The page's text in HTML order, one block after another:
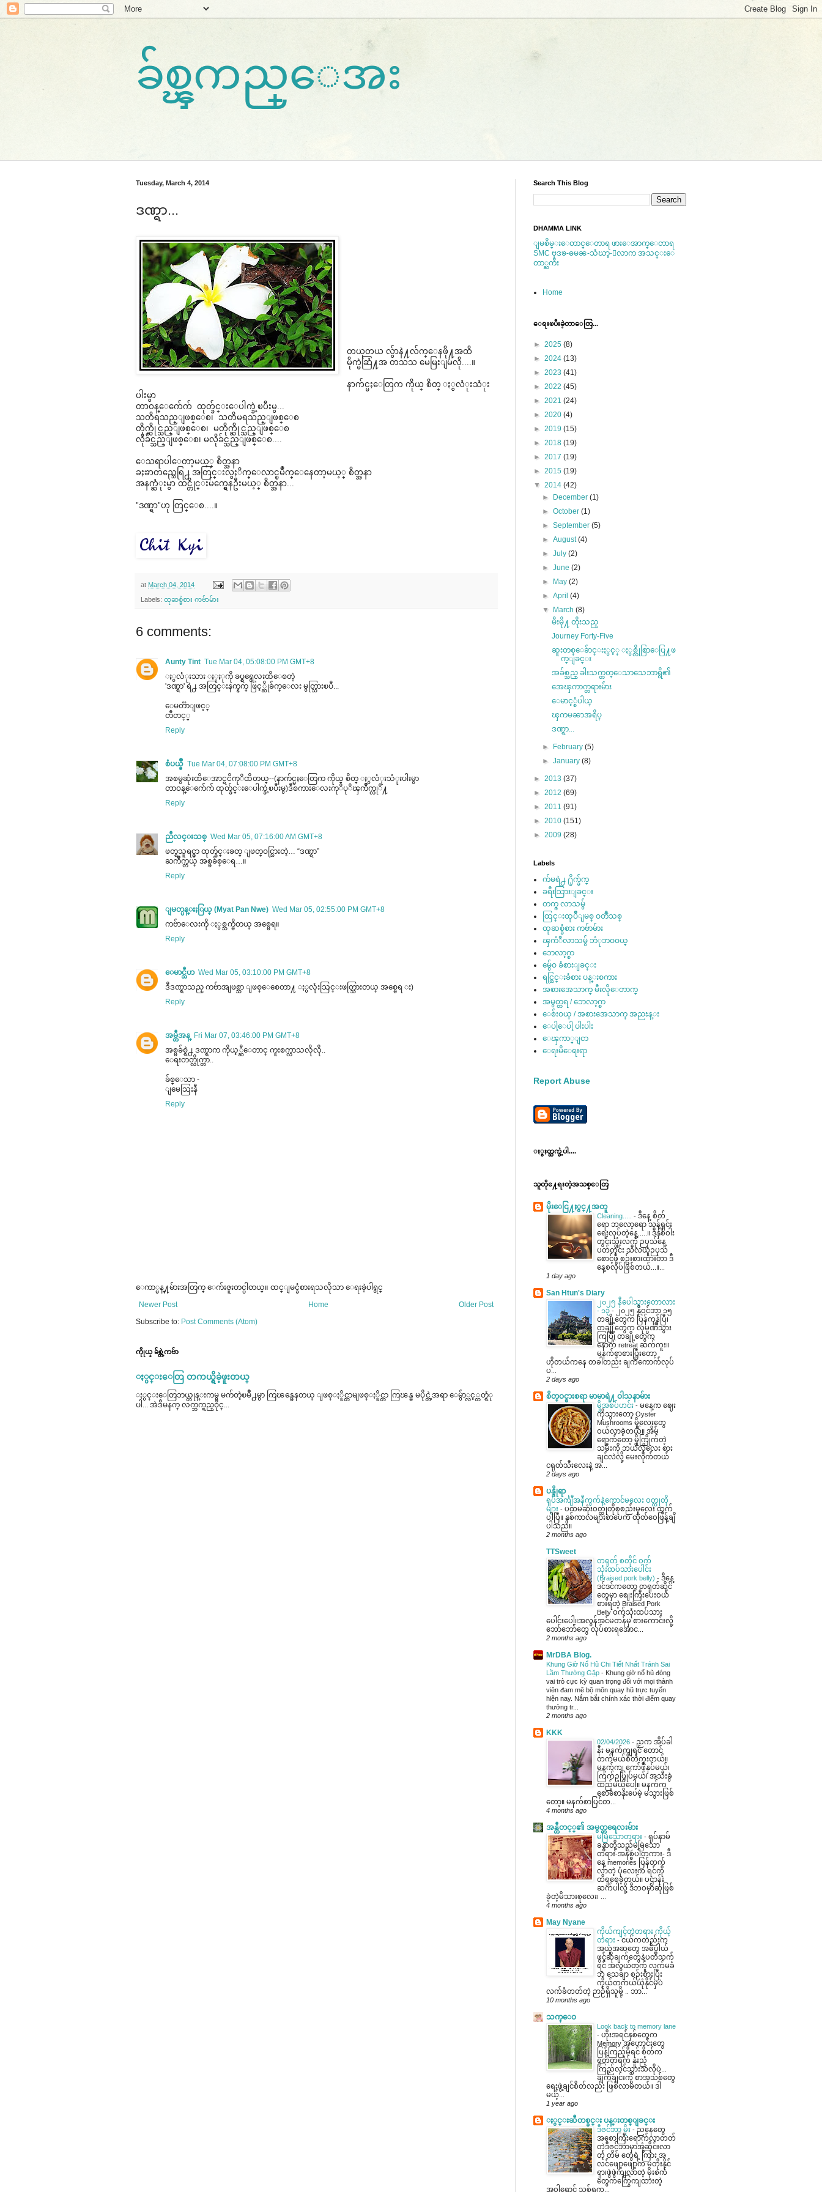
ခ်စ္ၾကည္ေအး
Tuesday, March 4, 2014
ဒဏ္ရာ...
တယုတယ လွ်ာနဲ႔လ်က္ေနဖို႔အထိ
မိုက္မဲဆြံ႔အ တသသ မေမြးျမဴလို....။
နာက်င္မႈေတြက ကိုယ္ စိတ္ ႏွလံုးသံုး
ပါးမွာ
တာဝန္ေက်ေက် ထုတ္ခ်င္းေပါက္ခဲ့ၿပီးမွ...
သတိရသည္ျဖစ္ေစ၊ သတိမရသည္ျဖစ္ေစ
တိုက္ဆိုင္သည္ျဖစ္ေစ၊ မတိုက္ဆိုင္သည္ျဖစ္ေစ
လိုခ်င္သည္ျဖစ္ေစ၊ မလိုခ်င္သည္ျဖစ္ေစ....
ေသရာပါေတာ့မယ့္ စိတ္အနာ
ခႏၶာတည္သေရြ႕ အတြင္းလွႈိက္ေလာင္ၿမိဳက္ေနေတာ့မယ့္ စိတ္အနာ
အနက္ဆံုးမွာ ထင္တိုင္းမ်က္ရွေနဦးမယ့္ စိတ္အနာ...
"ဒဏ္ရာ"ဟု တြင္ေစ....။
at March 04, 2014
Labels: ထုဆစ္ခံစား ကဗ်ာမ်ား
6 comments:
Aunty Tint Tue Mar 04, 05:08:00 PM GMT+8
ႏွလံုးသား ႏုႏုကို ခပ္ရွရွေလးထိေစတဲ့
'ဒဏ္ရာ' ရဲ႕ အတြင္းနက္နက္ ဖြင့္ဆိုခ်က္ေလး မွတ္သြားၿပီ...
ေမတၱာျဖင့္
တီတင့္
Reply
စံပယ္ခ်ိဳ Tue Mar 04, 07:08:00 PM GMT+8
အစမွဆုံးထိေအာင္ရငိကုိထိတယ္--(နာက်င္မႈေတြက ကိုယ္ စိတ္ ႏွလံုးသံုးပါးမွာ
တာဝန္ေက်ေက် ထုတ္ခ်င္းေပါက္ခဲ့ၿပီးမွ)ဒီစကားေလးကုိပုိၾကိဳက္လုိ႔
Reply
ညီလင္းသစ္ Wed Mar 05, 07:16:00 AM GMT+8
ဖတ္ရသူရင္မွာ ထုတ္ခ်င္းခတ္ ျဖတ္ဝင္သြားတဲ့… “ဒဏ္ရာ”
ႀကိဳက္တယ္ အစ္မခ်စ္ေရ…။
Reply
ျမတ္ပန္းႏြယ္ (Myat Pan Nwe) Wed Mar 05, 02:55:00 PM GMT+8
ကဗ်ာေလးကို ႏွစ္သက္မိတယ္ အစ္မေရ။
Reply
ေမာင္သီဟ Wed Mar 05, 03:10:00 PM GMT+8
ဒီဒဏ္ရာသည္ ကဗ်ာအျဖစ္သာ ျဖစ္ေစေတာ႔ ႏွလုံးသြင္းဖတ္သြားတယ္ အစ္မေရ း)
Reply
အမ္တီအန္ Fri Mar 07, 03:46:00 PM GMT+8
အစ္မခ်စ္ရဲ႕ ဒဏ္ရာက ကိုယ့္ဆီေတာင္ ကူးစက္လာသလိုလို..
ေရးတတ္လိုက္တာ..
ခ်စ္ေသာ -
ျမေသြးနီ
Reply
ေကာ္မန္႔မ်ားအတြက္ ေက်းဇူးတင္ပါတယ္။ ထင္ျမင္ခံစားရသလိုသာ ေရးခဲ့ပါရွင္
Newer Post
Older Post
Home
Subscribe to: Post Comments (Atom)
ကိုုယ္ ခ်စ္တဲ့ကဗ်ာ
ႏွင္းေတြ တကယ္ရွိခဲ့ဖူးတယ္
ႏွင္းေတြဘယ္တုန္းကမွ မက်တဲ့ၿမိဳ႕မွာ ကြၽန္မေနတယ္ ျဖစ္ႏိူင္တာမျဖစ္ႏိူင္တာ ကြၽန္မ မပိုင္တဲ့အရာ ေမွ်ာ္လင့္တတ္ရံု
ပါ... အဲဒီမနက္ လက္ဘက္ရည္ဝိုင္...
Search This Blog
DHAMMA LINK
ျမစိမ္းေတာင္ေတာရ ဖားေအာက္ေတာရ
SMC ဗုဒၶ-ဓမၼ-သံဃာ့-ေလာက အသင္းေ
တာ္ႀကီး
Home
ေရးၿပီးခဲ့တာေတြ...
► 2025 (8)
► 2024 (13)
► 2023 (41)
► 2022 (45)
► 2021 (24)
► 2020 (4)
► 2019 (15)
► 2018 (19)
► 2017 (19)
► 2015 (19)
▼ 2014 (42)
►
December(1)
►October(1)
►September(5)
►August(4)
►July(2)
►June(2)
►
May(2)
►April(4)
▼
March(8)
မီးမို႔ တိုးသည္
Journey Forty-Five
ဆူးတစ္ေခ်ာင္းႏွင့္ ႏွစ္လိုစြာေပြ႔ဖ
က္ျခင္း
အခ်စ္သည္ ခါးသက္တတ္ေသာသေဘာရွိ၏
အေၾကာက္တရားမ်ား
ေမာင့္စံပါယ္
ၾကမၼာအရိပ္
ဒဏ္ရာ...
► February(5)
►January(8)
► 2013 (37)
► 2012 (69)
► 2011 (91)
► 2010 (151)
► 2009 (28)
Labels
က်မရဲ႕ ႐ိုက္ခ်က္
ခရီးသြားျခင္း
တက္ဂ္ လာသမွ်
ထြင္းထုပ်ိဳျမစ္ ဝတၳဳသစ္
ထုဆစ္ခံစား ကဗ်ာမ်ား
ၾကံဳလာသမွ် ဘံုဘဝဝယ္
ဘေလာ့ဂ္စာ
မွ်ေဝ ခံစားျခင္း
ရင္တြင္းခံစား ပန္းစကား
အစားအေသာက္ မီးလိုေတာက္
အမွတ္တရ / ဘေလာ့ဂ္စာ
ေစ်းဝယ္ / အစားအေသာက္ အညႊန္း
ေပါ့ေပါ့ ပါးပါး
ေၾကာ္ျငာ
ေရးမိေရးရာ
Report Abuse
ႏွႈတ္ဆက္ခဲ့ပါ....
သူတို႔ေရးတဲ့အသစ္ေတြ
မိုးေငြ႔ႏွင္႔အတူ
Cleaning..... - ဒီနေ့ စိတ်
ရော ဘလော့ရော သန့်ရှင်း
ရေးလုပ်တဲ့နေ့.....။ ဒီနှစ်ဝါး
တွင်းသုံးလကို ဉပုသ်နေ့
ပတ်တိုင်း သီလယူဉပုသ်
စောင့်ဖို့ စဉ်းစားထားတာ ဒီ
နေ့စလုပ်ဖြစ်တယ်...။...
1 day ago
San Htun's Diary
၂၀၂၅ နီပေါသွားတောလား
- ၁၃ -
၂၀၂၅ နိုဝင်ဘာ ၁၅
တချို့တွေက ပြန်ကုန်ပြီ၊
တချို့တွေက လုမ္ပဏီသွား
ကြပြီ၊ တချို့တွေက
နောက် retreat ဆက်ကူး။
မနက်စာစားပြီးတော့
ဟိုတယ်ကနေ တခါတည်း ချက်ကောက်လုပ်
ပ...
2 days ago
စိတ္ဝင္စားစရာ မာမာရဲ႔ ဝါသနာမ်ား
မှိုအစပ်ဟင်း - မနေ့က ဈေး
ကိုသွားတော့ Oyster
Mushrooms မှိုလေးတွေ
ဝယ်လာခဲ့တယ်။ အိမ်
ရောက်တော့ မှိုကြိုက်တဲ့
သမီးကို ဘယ်လိုလေး စား
ချင်လဲလို့ မေးလိုက်တယ်
ငရုတ်သီးလေးနဲ့ အ...
2 days ago
ပန္ဒိုရာ
ရှပ်အင်္ကျီအနီကွက်နဲ့ကောင်မလေး ဝတ္ထုတို
များ - ပထမဆုံးဝတ္ထုတိုစုစည်းမှုလေး ထွက်
ပါပြီ။ နှစ်ကာလများစာပေက ထုတ်ဝေဖြန့်ချိ
ပါသည်။
2 months ago
TTSweet
တရုတ် စတိုင် ဝက်
သုံးထပ်သားပေါင်း
(Braised pork belly) - ဒီနေ့
ဒင်ဒင်ကတော့ တရုတ်ဆိုင်
တွေမှာ စျေးကြီးပေးဝယ်
စားရတဲ့ Braised Pork
Belly ဝက်သုံးထပ်သား
ပေါင်းပေါ့။အလွန်အင်မတန်မှ စားကောင်းလို့
ဘော်ဘော်တွေ လုပ်စားရအောင...
2 months ago
MrDBA Blog.
Khung Giờ Nổ Hũ Chi Tiết Nhất Tránh Sai
Lầm Thường Gặp - Khung giờ nổ hũ đóng
vai trò cực kỳ quan trọng đối với mọi thành
viên đam mê bộ môn quay hũ trực tuyến
hiện nay. Nắm bắt chính xác thời điểm quay
thưởng tr...
2 months ago
KKK
02/04/2026 - ညက အိပ်ခါ
နီး မနက်ကျရင် တောင်
တက်မယ်စိတ်ကူးတယ်။
မနက်ကျ ကော်ဖီနှပ်မယ်၊
ကြက်ဥပြုပ်မယ်၊ အသီးခွဲ
ထည့်မယ်ပေါ့။ မနက်က
စောစောနိုးပေမဲ့ မသွားဖြစ်
တော့။ မနက်စာပြင်တ...
4 months ago
အန္တီတင့္၏ အမွတ္တရေလးမ်ား
မမြဲသောတရား - ရုပ်နာမ်
ခန္ဓာတို့သည်မမြဲ​သော
တရား-အနိစ္စပါတကား- ဒီ​
နေ့ memories ပြန်တက်
လာတဲ့ ပုံ​လေး​က ရင်ကို
ထိရှစေခဲ့တယ်။ ပဌာန်း
ဆက်ပါလို့ ဒီဘဝမှာဆုံဖြစ်
ခဲ့တဲ့မိသားစုလေး၊ ...
4 months ago
May Nyane
ကိုယ်ကျင့်တဲ့တရား ကိုယ့်
တရား -ငယ်ကတည်းက
အယူအဆတွေ အဓိပ္ပါယ်
ဖွင့်ဆိုချက်တွေနဲ့ပတ်သက်
ရင် အလွယ်တကူ လက်မခံ
ဘဲ သေချာ စဉ်းစားပြီး
ကိုယ်တကယ်ယုံနိုင်မှပဲ
လက်ခံတတ်တဲ့ ဉာဉ်ရှိသူမို့ .. ဘာ...
10 months ago
သက္ေဝ
Look back to memory lane
- ဟိုးအရင်နှစ်တွေက
Memory အဟောင်းတွေ
ပြန်ကြည့်မိရင် စိတ်က
ရုတ်တရက် နူးညံ့
ကြည်လင်သွားသလိုပဲ...
ချက်ချင်းကို စာအသစ်တွေ
ရေးဖွဲ့ချင်စိတ်လည်း ဖြစ်လာမိတယ်။ ဒါ
မယ့်...
1 year ago
ႏွင္းဆီတစ္ခင္း ပန္းတစ္ျခင္း
ဒီဇင်ဘာ မိုး - ညနေတွေ
အစောကြီးရောက်လာတတ်
တဲ့ဒီဇင်ဘာမှာအုံ့ဆိုင်းလာ
တဲ့ တိမ် တွေရဲ့ ကြား အ
လင်ဖျော့ဖျော့က မတိုးနိုင်
ရှာ၊ဖွဲဖွဲကျလာတဲ့ မိုးစက်
တွေကကြွေကျထားတဲ့
အဝါရောင် သစ်ရွက...